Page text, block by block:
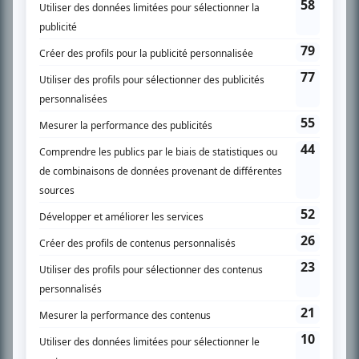
SUR LE RÉSEAU BIZZ MÉDIA
Accueil
Liste des oeuvres
Liste des comédiens
Recherche avancée
À propos
Nous contacter
Termes et conditions
Politique de confidentialité